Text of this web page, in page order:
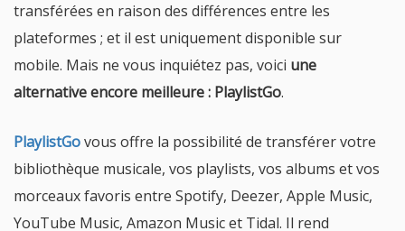
transférées en raison des différences entre les
plateformes ; et il est uniquement disponible sur
mobile. Mais ne vous inquiétez pas, voici une
alternative encore meilleure : PlaylistGo.
PlaylistGovous offre la possibilité de transférer votre
bibliothèque musicale, vos playlists, vos albums et vos
morceaux favoris entre Spotify, Deezer, Apple Music,
YouTube Music, Amazon Music et Tidal. Il rend